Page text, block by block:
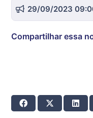
29/09/2023
Compartilhar essa